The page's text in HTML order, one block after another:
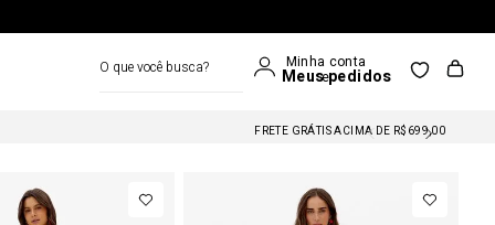
FRETE GRÁTIS NAS COMPRAS A PARTIR DE R$699
FRETE GRÁTIS ACIMA DE R$699,00